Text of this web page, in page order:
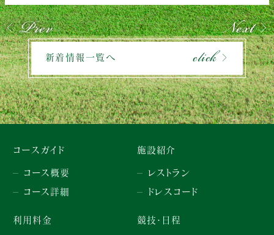
Prev Next
新着情報一覧へ click
コースガイド
コース概要
コース詳細
利用料金 競技・日程
施設紹介
レストラン
ドレスコード